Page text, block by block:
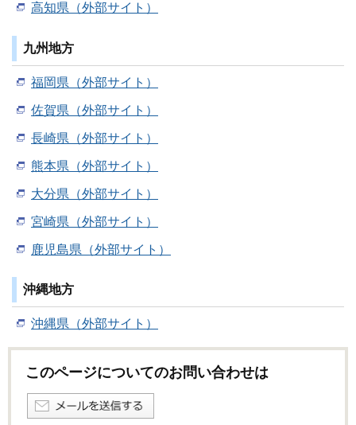
高知県（外部サイト）
九州地方
福岡県（外部サイト）
佐賀県（外部サイト）
長崎県（外部サイト）
熊本県（外部サイト）
大分県（外部サイト）
宮崎県（外部サイト）
鹿児島県（外部サイト）
沖縄地方
沖縄県（外部サイト）
このページについてのお問い合わせは